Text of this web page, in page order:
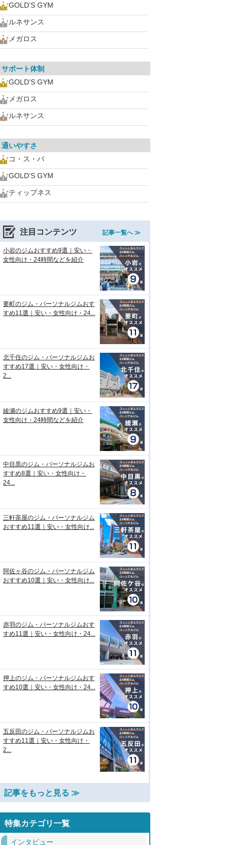
GOLD’S GYM
ルネサンス
メガロス
サポート体制
GOLD’S GYM
メガロス
ルネサンス
通いやすさ
コ・ス・パ
GOLD’S GYM
ティップネス
注目コンテンツ 記事一覧へ ≫
小岩のジムおすすめ9選｜安い・
女性向け・24時間などを紹介
要町のジム・パーソナルジムおす
すめ11選｜安い・女性向け・24...
北千住のジム・パーソナルジムお
すすめ17選｜安い・女性向け・
2...
綾瀬のジムおすすめ9選｜安い・
女性向け・24時間などを紹介
中目黒のジム・パーソナルジムお
すすめ8選｜安い・女性向け・
24...
三軒茶屋のジム・パーソナルジム
おすすめ11選｜安い・女性向け...
阿佐ヶ谷のジム・パーソナルジム
おすすめ10選｜安い・女性向け...
赤羽のジム・パーソナルジムおす
すめ11選｜安い・女性向け・24...
押上のジム・パーソナルジムおす
すめ10選｜安い・女性向け・24...
五反田のジム・パーソナルジムお
すすめ11選｜安い・女性向け・
2...
記事をもっと見る ≫
特集カテゴリ一覧
インタビュー